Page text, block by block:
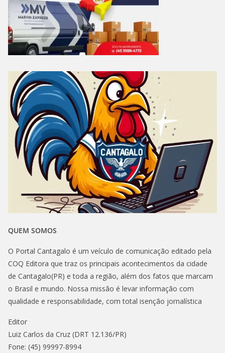
QUEM SOMOS
O Portal Cantagalo é um veículo de comunicação editado pela
COQ Editora que traz os principais acontecimentos da cidade
de Cantagalo(PR) e toda a região, além dos fatos que marcam
o Brasil e mundo. Nossa missão é levar informação com
qualidade e responsabilidade, com total isenção jornalística
Editor
Luiz Carlos da Cruz (DRT 12.136/PR)
Fone: (45) 99997-8994